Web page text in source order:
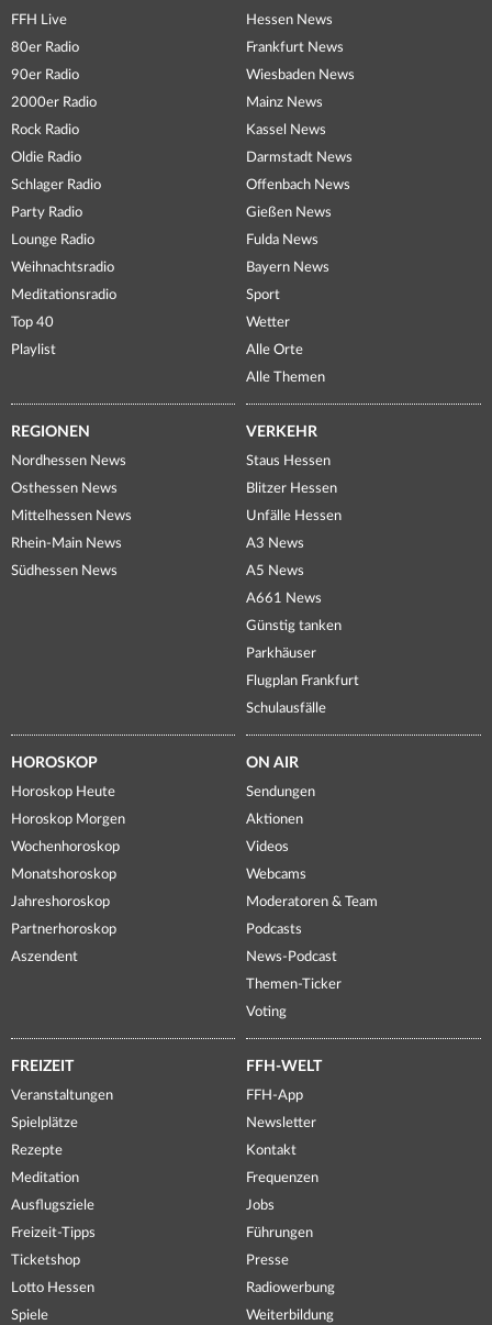
FFH Live
80er Radio
90er Radio
2000er Radio
Rock Radio
Oldie Radio
Schlager Radio
Party Radio
Lounge Radio
Weihnachtsradio
Meditationsradio
Top 40
Playlist
Hessen News
Frankfurt News
Wiesbaden News
Mainz News
Kassel News
Darmstadt News
Offenbach News
Gießen News
Fulda News
Bayern News
Sport
Wetter
Alle Orte
Alle Themen
REGIONEN
Nordhessen News
Osthessen News
Mittelhessen News
Rhein-Main News
Südhessen News
VERKEHR
Staus Hessen
Blitzer Hessen
Unfälle Hessen
A3 News
A5 News
A661 News
Günstig tanken
Parkhäuser
Flugplan Frankfurt
Schulausfälle
HOROSKOP
Horoskop Heute
Horoskop Morgen
Wochenhoroskop
Monatshoroskop
Jahreshoroskop
Partnerhoroskop
Aszendent
ON AIR
Sendungen
Aktionen
Videos
Webcams
Moderatoren & Team
Podcasts
News-Podcast
Themen-Ticker
Voting
FREIZEIT
Veranstaltungen
Spielplätze
Rezepte
Meditation
Ausflugsziele
Freizeit-Tipps
Ticketshop
Lotto Hessen
Spiele
FFH-WELT
FFH-App
Newsletter
Kontakt
Frequenzen
Jobs
Führungen
Presse
Radiowerbung
Weiterbildung